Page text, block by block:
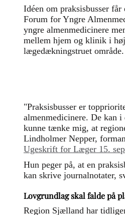
Idéen om praksisbusser
Forum for Yngre
yngre almenmedicinere
mellem hjem og klinik i
lægedækningstruet område.
"Praksisbusser er
almenmedicinere. De kan
kunne tænke mig, at
Lindholmer Nepper,
Ugeskrift for Læger 15.
Hun peger på, at en
kan skrive journalnotater,
Lovgrundlag skal falde på
Region Sjælland har